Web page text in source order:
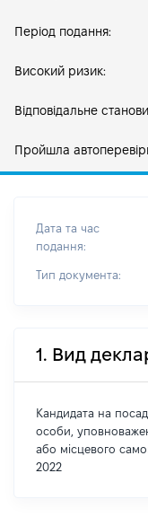
Період подання:
Високий ризик:
Відповідальне
Пройшла
Дата та час
подання:
Тип документа:
1. Вид
Кандидата на
особи,
або місцевого
2022